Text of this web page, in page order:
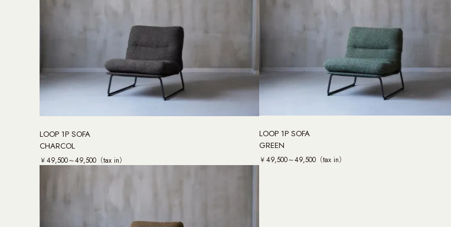
LOOP 1P SOFA
CHARCOL
￥49,500～49,500（tax in）
LOOP 1P SOFA
GREEN
￥49,500～49,500（tax in）